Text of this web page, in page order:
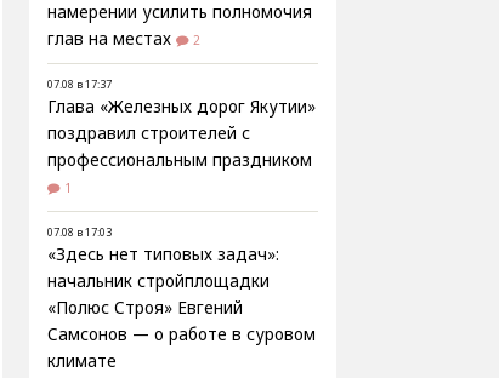
намерении усилить полномочия
глав на местах
2
07.08 в 17:37
Глава «Железных дорог Якутии»
поздравил строителей с
профессиональным праздником
1
07.08 в 17:03
«Здесь нет типовых задач»:
начальник стройплощадки
«Полюс Строя» Евгений
Самсонов — о работе в суровом
климате